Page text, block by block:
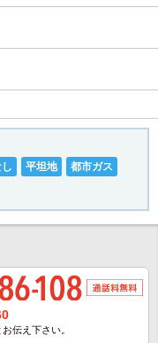
平坦地
都市ガス
伝え下さい。